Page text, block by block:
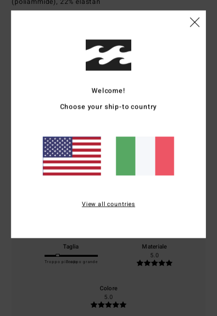
Punteggio medio
4.0/5
basato su1 recensioni verificate
Rapporto qualità-prezzo
Taglia
Troppo piccoloTroppo grande
Materiale
5.0
Colore
5.0
Welcome!
Choose your ship-to country
View all countries